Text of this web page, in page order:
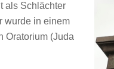
als Schlächter
wurde in einem
Oratorium (Juda